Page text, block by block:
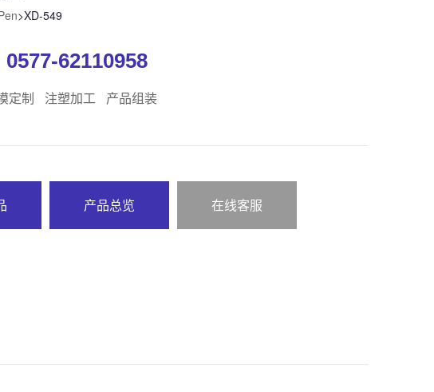
>XD-549
0577-62110958
定制 注塑加工 产品组装
产品总览 在线客服